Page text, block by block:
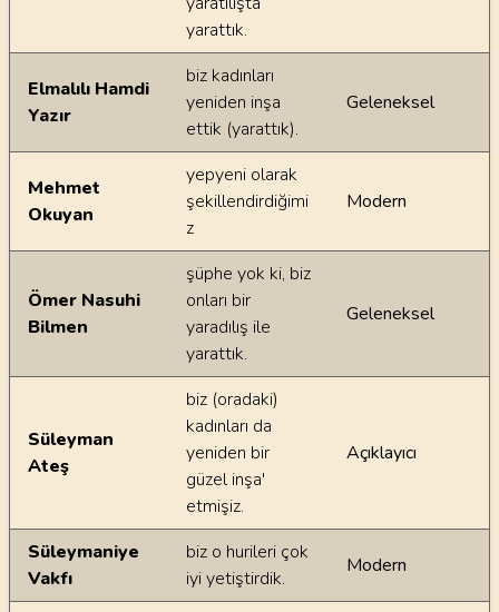
yarattık.
Elmalılı Hamdi
Yazır
biz kadınları
yeniden inşa
ettik (yarattık).
Geleneksel
Mehmet
Okuyan
yepyeni olarak
şekillendirdiğimi
z
Modern
Ömer Nasuhi
Bilmen
şüphe yok ki, biz
onları bir
yaradılış ile
yarattık.
Geleneksel
Süleyman
Ateş
biz (oradaki)
kadınları da
yeniden bir
güzel inşa'
etmişiz.
Açıklayıcı
Süleymaniye
Vakfı
biz o hurileri çok
iyi yetiştirdik.
Modern